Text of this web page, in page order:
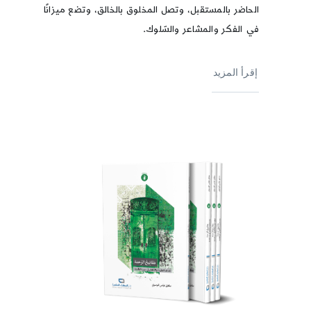
الحاضر بالمستقبل، وتصل المخلوق بالخالق، وتضع ميزانًا
في الفكر والمشاعر والسّلوك.
إقرأ المزيد